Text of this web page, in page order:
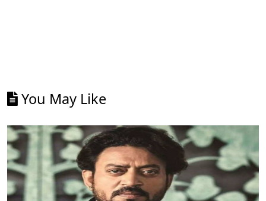
You May Like